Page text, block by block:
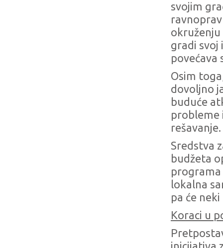
svojim
okruženju
gradi svoj
povećava
Osim
dovoljno
buduće
probleme
rešavanje.
Sredstva
budžeta
programa
lokalna
pa će
Koraci u